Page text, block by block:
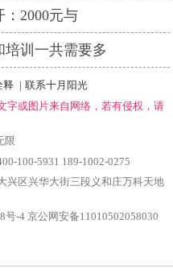
2000元与
训一共需要多
释 | 联系十月阳光
字或图片来自网络，若有侵权，请
限
100-5931 189-1002-0275
兴区兴华大街三段义和庄万科天地
号-4 京公网安备11010502058030